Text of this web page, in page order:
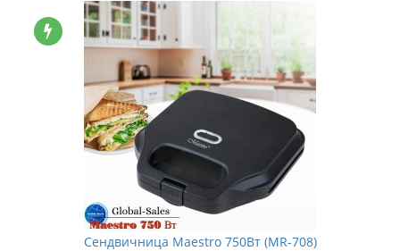
Сендвичница Maestro 750Вт (MR-708)